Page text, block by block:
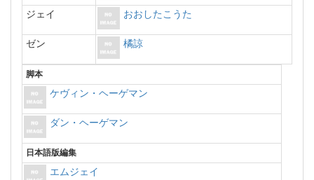
ジェイ おおしたこうた
ゼン 橘諒
脚本
ケヴィン・ヘーゲマン
ダン・ヘーゲマン
日本語版編集
エムジェイ